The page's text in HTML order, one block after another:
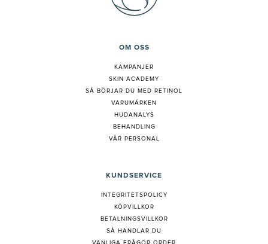
OM OSS
KAMPANJER
SKIN ACADEMY
SÅ BÖRJAR DU MED RETINOL
VARUMÄRKEN
HUDANALYS
BEHANDLING
VÅR PERSONAL
KUNDSERVICE
INTEGRITETSPOLICY
KÖPVILLKOR
BETALNINGSVILLKOR
SÅ HANDLAR DU
VANLIGA FRÅGOR ORDER